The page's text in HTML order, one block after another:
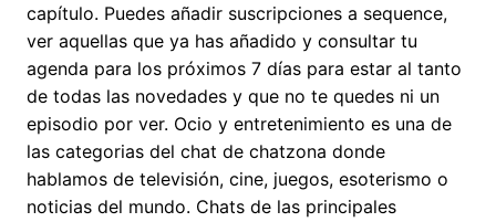
capítulo. Puedes añadir suscripciones a sequence,
ver aquellas que ya has añadido y consultar tu
agenda para los próximos 7 días para estar al tanto
de todas las novedades y que no te quedes ni un
episodio por ver. Ocio y entretenimiento es una de
las categorias del chat de chatzona donde
hablamos de televisión, cine, juegos, esoterismo o
noticias del mundo. Chats de las principales